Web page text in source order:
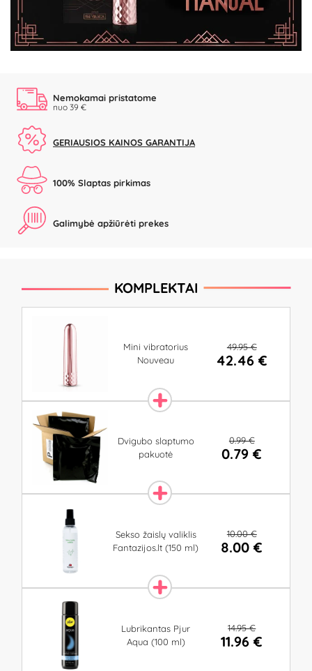
Video
Nemokamai pristatome
nuo 39 €
GERIAUSIOS KAINOS GARANTIJA
100% Slaptas pirkimas
Galimybė apžiūrėti prekes
KOMPLEKTAI
Mini vibratorius
Nouveau
49.95 €
42.46 €
Dvigubo slaptumo
pakuotė
0.99 €
0.79 €
Sekso žaislų valiklis
Fantazijos.lt (150 ml)
10.00 €
8.00 €
Lubrikantas Pjur
Aqua (100 ml)
14.95 €
11.96 €